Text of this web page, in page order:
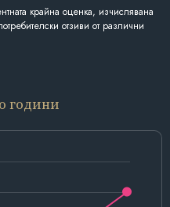
крайна оценка, изчислявана
отзиви от различни
години